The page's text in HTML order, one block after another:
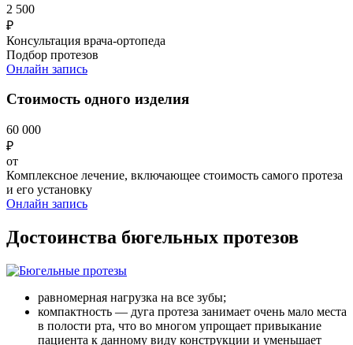
2 500
₽
Консультация врача-ортопеда
Подбор протезов
Онлайн запись
Стоимость одного изделия
60 000
₽
от
Комплексное лечение, включающее стоимость самого протеза
и его установку
Онлайн запись
Достоинства бюгельных протезов
равномерная нагрузка на все зубы;
компактность — дуга протеза занимает очень мало места
в полости рта, что во многом упрощает привыкание
пациента к данному виду конструкции и уменьшает